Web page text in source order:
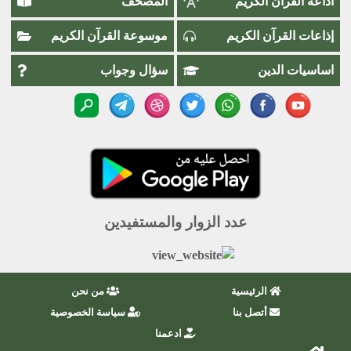
إذاعات القرآن الكريم موسوعة القرآن الكريم
اساسيات الدين سؤال وجواب
عدد الزوار والمستفيدين
الرئيسية
من نحن
أتصل بنا
سياسة الخصوصية
ادعمنا